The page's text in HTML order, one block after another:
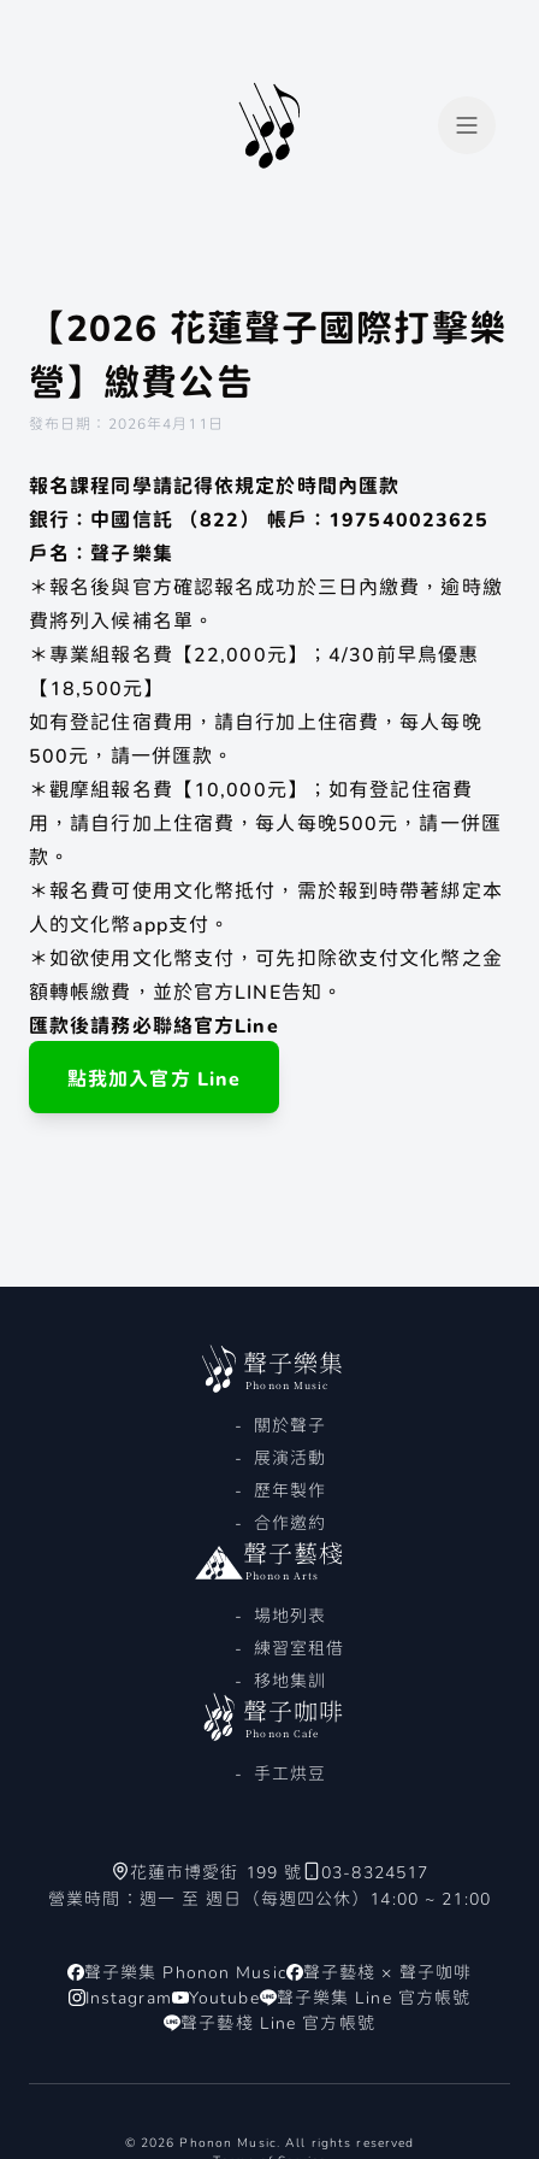
【2026 花蓮聲子國際打擊樂
營】繳費公告
發布日期：2026年4月11日
報名課程同學請記得依規定於時間內匯款
銀行：中國信託 （822） 帳戶：197540023625
戶名：聲子樂集
＊報名後與官方確認報名成功於三日內繳費，逾時繳
費將列入候補名單。
＊專業組報名費【22,000元】；4/30前早鳥優惠
【18,500元】
如有登記住宿費用，請自行加上住宿費，每人每晚
500元，請一併匯款。
＊觀摩組報名費【10,000元】；如有登記住宿費
用，請自行加上住宿費，每人每晚500元，請一併匯
款。
＊報名費可使用文化幣抵付，需於報到時帶著綁定本
人的文化幣app支付。
＊如欲使用文化幣支付，可先扣除欲支付文化幣之金
額轉帳繳費，並於官方LINE告知。
匯款後請務必聯絡官方Line
點我加入官方 Line
聲子樂集
Phonon Music
關於聲子
展演活動
歷年製作
合作邀約
聲子藝棧
Phonon Arts
場地列表
練習室租借
移地集訓
聲子咖啡
Phonon Cafe
手工烘豆
花蓮市博愛街 199 號
03-8324517
營業時間：週一 至 週日（每週四公休）14:00 ~ 21:00
聲子樂集 Phonon Music
聲子藝棧 × 聲子咖啡
Instagram
Youtube
聲子樂集 Line 官方帳號
聲子藝棧 Line 官方帳號
© 2026 Phonon Music. All rights reserved
會員登入
我想找...
場地租借
手工烘豆
聲子樂集
關於聲子
展演活動
合作邀約
移地集訓
聲子咖啡
Phonon Cafe
聲子樂集 Phonon Music
聲子藝棧 × 聲子咖啡
聲子樂集 Line 官方帳號